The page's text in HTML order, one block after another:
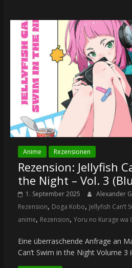
Anime Rezensionen
Rezension: Jellyfish
the Night – Vol. 3
1. September 2025 Alexander
Rezension, Doga Kobo, Jellyfish Can’t
anime, Rezension, Yoru no Kurage wa
Eine überraschende Anfrage an
Can’t Swim in the Night Volume 3